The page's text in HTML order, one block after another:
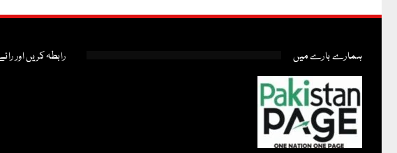
ہمارے بارے میں رابطہ کریں اور